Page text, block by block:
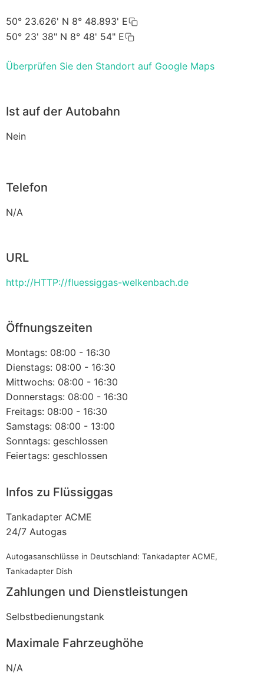
50° 23.626' N 8° 48.893' E
50° 23' 38" N 8° 48' 54" E
Überprüfen Sie den Standort auf Google Maps
Ist auf der Autobahn
Nein
Telefon
N/A
URL
http://HTTP://fluessiggas-welkenbach.de
Öffnungszeiten
Montags: 08:00 - 16:30
Dienstags: 08:00 - 16:30
Mittwochs: 08:00 - 16:30
Donnerstags: 08:00 - 16:30
Freitags: 08:00 - 16:30
Samstags: 08:00 - 13:00
Sonntags: geschlossen
Feiertags: geschlossen
Infos zu Flüssiggas
Tankadapter ACME
24/7 Autogas
Autogasanschlüsse in Deutschland: Tankadapter ACME,
Tankadapter Dish
Zahlungen und Dienstleistungen
Selbstbedienungstank
Maximale Fahrzeughöhe
N/A